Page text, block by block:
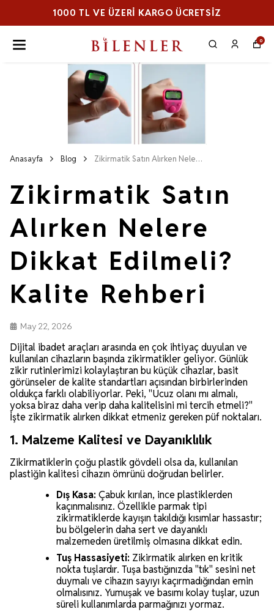
1000 TL VE ÜZERI KARGO
0
Anasayfa Blog Zikirmatik Satın Alırken Nelere Dikkat Edilmeli? Kalite Rehberi
Zikirmatik Satın
Alırken Nelere
Dikkat Edilmeli?
Kalite Rehberi
May 22, 2026
Dijital ibadet araçları arasında en çok ihtiyaç duyulan ve
kullanılan cihazların başında zikirmatikler geliyor. Günlük
zikir rutinlerimizi kolaylaştıran bu küçük cihazlar, basit
görünseler de kalite standartları açısından birbirlerinden
oldukça farklı olabiliyorlar. Peki, "Ucuz olanı mı almalı,
yoksa biraz daha verip daha kalitelisini mi tercih etmeli?"
İşte zikirmatik alırken dikkat etmeniz gereken püf noktaları.
1. Malzeme Kalitesi ve Dayanıklılık
Zikirmatiklerin çoğu plastik gövdeli olsa da, kullanılan
plastiğin kalitesi cihazın ömrünü doğrudan belirler.
Dış Kasa: Çabuk kırılan, ince plastiklerden
kaçınmalısınız. Özellikle parmak tipi
zikirmatiklerde kayışın takıldığı kısımlar hassastır;
bu bölgelerin daha sert ve dayanıklı
malzemeden üretilmiş olmasına dikkat edin.
Tuş Hassasiyeti: Zikirmatik alırken en kritik
nokta tuşlardır. Tuşa bastığınızda "tık" sesini net
duymalı ve cihazın sayıyı kaçırmadığından emin
olmalısınız. Yumuşak ve basımı kolay tuşlar, uzun
süreli kullanımlarda parmağınızı yormaz.